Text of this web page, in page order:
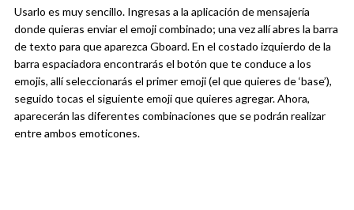
Usarlo es muy sencillo. Ingresas a la aplicación de mensajería
donde quieras enviar el emoji combinado; una vez allí abres la barra
de texto para que aparezca Gboard. En el costado izquierdo de la
barra espaciadora encontrarás el botón que te conduce a los
emojis, allí seleccionarás el primer emoji (el que quieres de ‘base’),
seguido tocas el siguiente emoji que quieres agregar. Ahora,
aparecerán las diferentes combinaciones que se podrán realizar
entre ambos emoticones.